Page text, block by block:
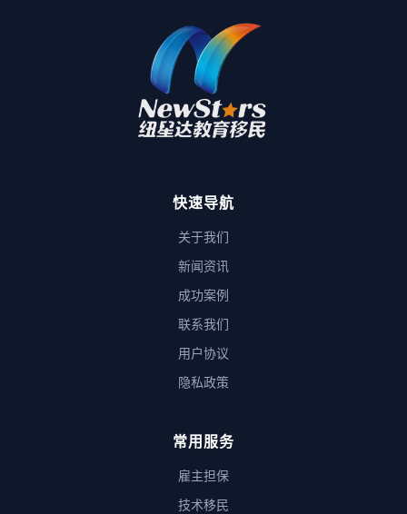
快速导航
关于我们
新闻资讯
成功案例
联系我们
用户协议
隐私政策
常用服务
雇主担保
技术移民